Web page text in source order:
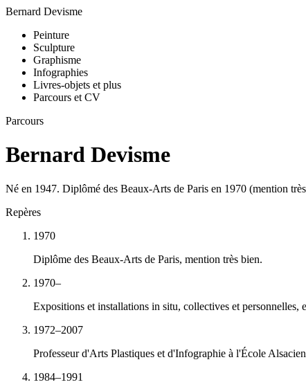
Bernard Devisme
Peinture
Sculpture
Graphisme
Infographies
Livres-objets et plus
Parcours et CV
Parcours
Bernard Devisme
Né en 1947. Diplômé des Beaux-Arts de Paris en 1970 (mention
Repères
1970
Diplôme des Beaux-Arts de Paris, mention très bien.
1970–
Expositions et installations in situ, collectives et personnelles,
1972–2007
Professeur d'Arts Plastiques et d'Infographie à l'École
1984–1991